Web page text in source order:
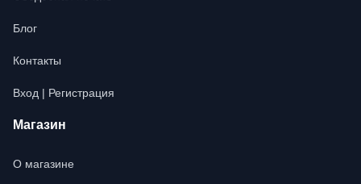
Блог
Контакты
Вход | Регистрация
Магазин
О магазине